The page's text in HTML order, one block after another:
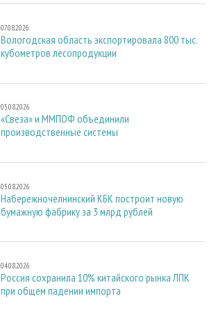
07.08.2026
Вологодская область экспортировала 800 тыс.
кубометров лесопродукции
05.08.2026
«Свеза» и ММПОФ объединили
производственные системы
05.08.2026
Набережночелнинский КБК построит новую
бумажную фабрику за 3 млрд рублей
04.08.2026
Россия сохранила 10% китайского рынка ЛПК
при общем падении импорта